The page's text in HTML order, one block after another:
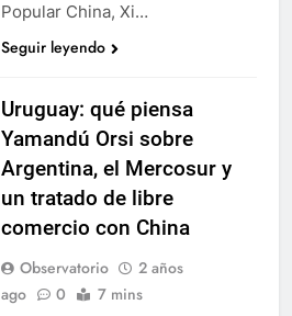
Popular China, Xi…
Seguir leyendo
Uruguay: qué piensa
Yamandú Orsi sobre
Argentina, el Mercosur y
un tratado de libre
comercio con China
Observatorio
2 años
ago
0 7 mins